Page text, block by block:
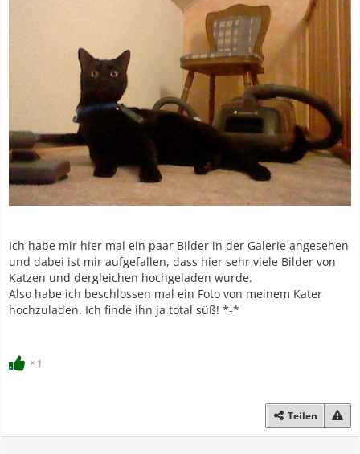
Ich habe mir hier mal ein paar Bilder in der Galerie angesehen
und dabei ist mir aufgefallen, dass hier sehr viele Bilder von
Katzen und dergleichen hochgeladen wurde.
Also habe ich beschlossen mal ein Foto von meinem Kater
hochzuladen. Ich finde ihn ja total süß! *-*
1
Teilen